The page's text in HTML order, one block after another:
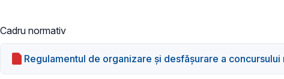
Cadru normativ
Regulamentul de organizare şi desfăşurare a